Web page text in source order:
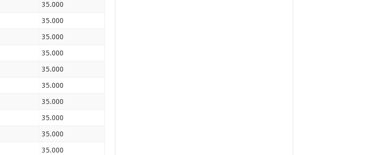
35.000
35.000
35.000
35.000
35.000
35.000
35.000
35.000
35.000
35.000